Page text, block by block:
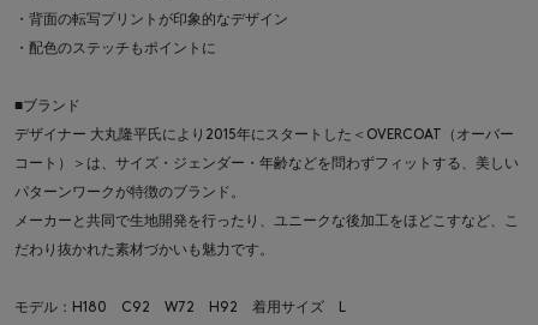
・背面の転写プリントが印象的なデザイン
・配色のステッチもポイントに
■ブランド
デザイナー 大丸隆平氏により2015年にスタートした＜OVERCOAT（オーバー
コート）＞は、サイズ・ジェンダー・年齢などを問わずフィットする、美しい
パターンワークが特徴のブランド。
メーカーと共同で生地開発を行ったり、ユニークな後加工をほどこすなど、こ
だわり抜かれた素材づかいも魅力です。
モデル：H180 C92 W72 H92 着用サイズ L